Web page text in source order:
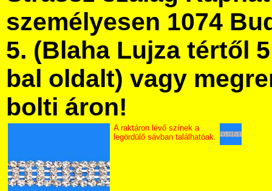
személyesen 1074
5. (Blaha Lujza tértől
bal oldalt) vagy
bolti áron!
A raktáron lévő színek a
legördülő sávban találhatóak.